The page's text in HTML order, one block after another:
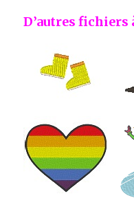
D’autres fichiers